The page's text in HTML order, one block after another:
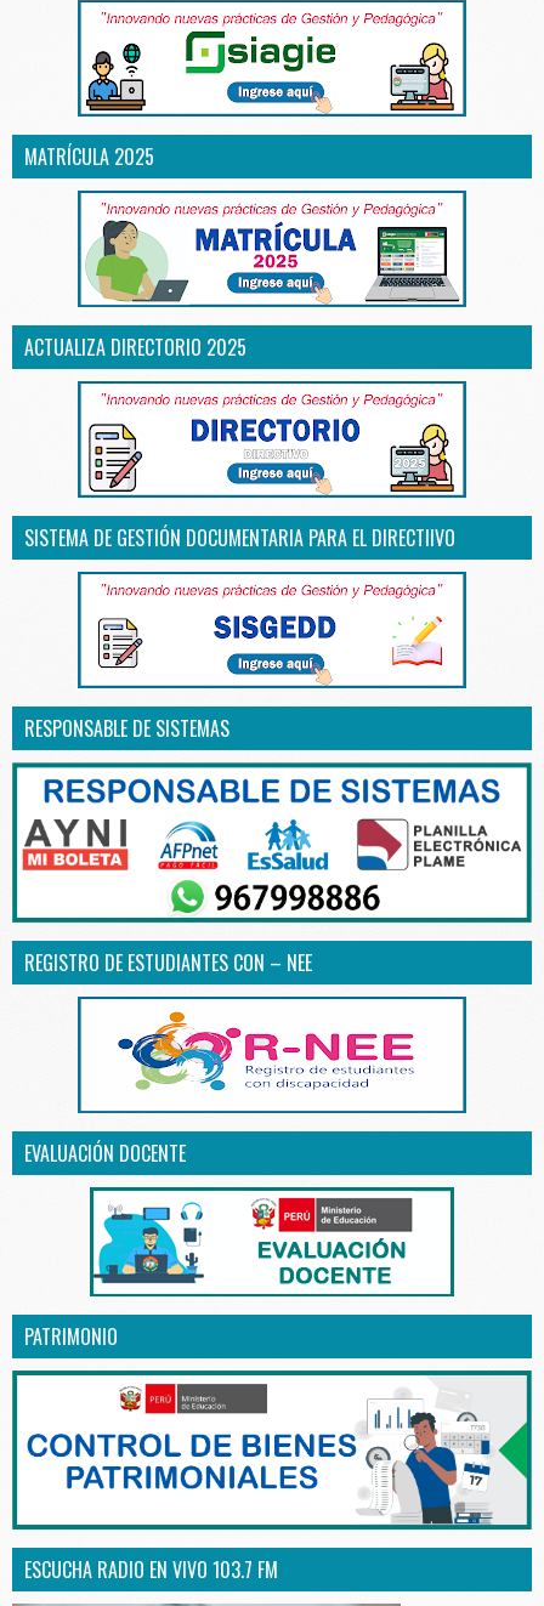
MATRÍCULA 2025
ACTUALIZA DIRECTORIO 2025
SISTEMA DE GESTIÓN DOCUMENTARIA PARA EL DIRECTIIVO
RESPONSABLE DE SISTEMAS
REGISTRO DE ESTUDIANTES CON – NEE
EVALUACIÓN DOCENTE
PATRIMONIO
ESCUCHA RADIO EN VIVO 103.7 FM